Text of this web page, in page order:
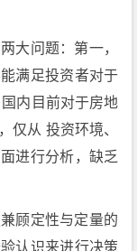
大问题：第一，
满足投资者对于
内目前对于房地
仅从 投资环境、
进行分析，缺乏
顾定性与定量的
认识来进行决策